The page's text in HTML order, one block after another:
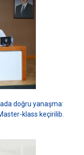
doğru yanaşma:
klass keçirilib.